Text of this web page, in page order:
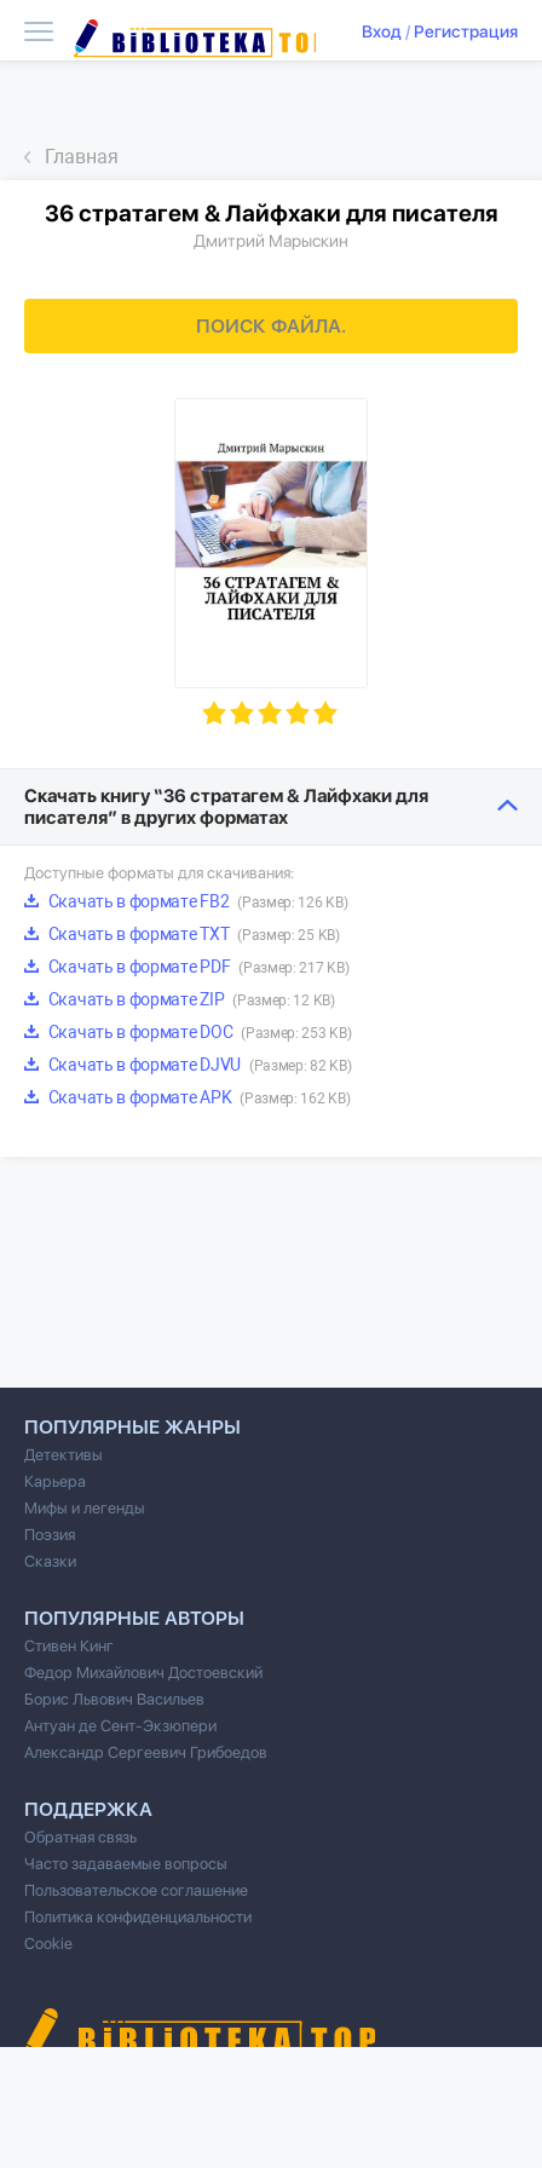
Вход/ Регистрация
Главная
36 стратагем & Лайфхаки для писателя
Дмитрий Марыскин
ПОИСК ФАЙЛА.
Скачать книгу “36 стратагем & Лайфхаки для
писателя” в других форматах
Доступные форматы для скачивания:
Скачать в формате FB2 (Размер: 126 KB)
Скачать в формате TXT (Размер: 25 KB)
Скачать в формате PDF (Размер: 217 KB)
Скачать в формате ZIP (Размер: 12 KB)
Скачать в формате DOC (Размер: 253 KB)
Скачать в формате DJVU (Размер: 82 KB)
Скачать в формате APK (Размер: 162 KB)
ПОПУЛЯРНЫЕ ЖАНРЫ
Детективы
Карьера
Мифы и легенды
Поэзия
Сказки
ПОПУЛЯРНЫЕ АВТОРЫ
Стивен Кинг
Федор Михайлович Достоевский
Борис Львович Васильев
Антуан де Сент-Экзюпери
Александр Сергеевич Грибоедов
ПОДДЕРЖКА
Обратная связь
Часто задаваемые вопросы
Пользовательское соглашение
Политика конфиденциальности
Cookie